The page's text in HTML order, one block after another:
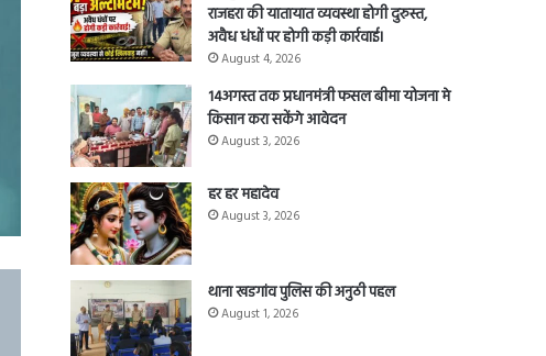
राजहरा की यातायात व्यवस्था होगी दुरुस्त,
अवैध धंधों पर होगी कड़ी कार्रवाई।
August 4, 2026
14अगस्त तक प्रधानमंत्री फसल बीमा योजना मे
किसान करा सकेंगे आवेदन
August 3, 2026
हर हर महादेव
August 3, 2026
थाना खडगांव पुलिस की अनुठी पहल
August 1, 2026